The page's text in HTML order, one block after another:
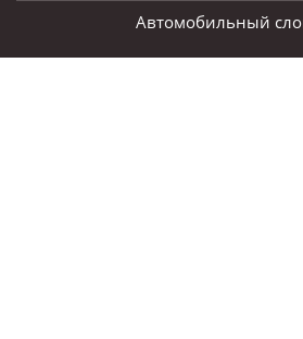
Автомобильный